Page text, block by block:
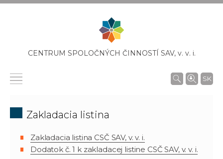
CENTRUM SPOLOČNÝCH ČINNOSTÍ SAV, v. v. i.
SK
Zakladacia listina
Zakladacia listina CSČ SAV, v. v. i.
Dodatok č. 1 k zakladacej listine CSČ SAV, v. v. i.